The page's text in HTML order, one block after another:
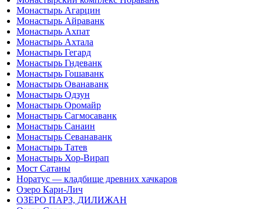
Монастырь Агарцин
Монастырь Айраванк
Монастырь Ахпат
Монастырь Ахтала
Монастырь Гегард
Монастырь Гндеванк
Монастырь Гошаванк
Монастырь Ованаванк
Монастырь Одзун
Монастырь Оромайр
Монастырь Сагмосаванк
Монастырь Санаин
Монастырь Севанаванк
Монастырь Татев
Монастырь Хор-Вирап
Мост Сатаны
Норатус — кладбище древних хачкаров
Озеро Кари-Лич
ОЗЕРО ПАРЗ, ДИЛИЖАН